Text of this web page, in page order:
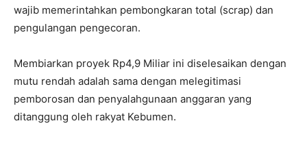
wajib memerintahkan pembongkaran total (scrap) dan
pengulangan pengecoran.
Membiarkan proyek Rp4,9 Miliar ini diselesaikan dengan
mutu rendah adalah sama dengan melegitimasi
pemborosan dan penyalahgunaan anggaran yang
ditanggung oleh rakyat Kebumen.